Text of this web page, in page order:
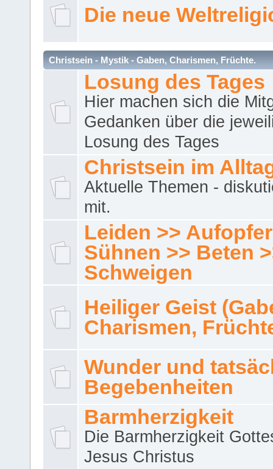
Die neue
Christsein - Mystik - Gaben, Charismen, Früchte.
Losung des Tages
Hier machen sich die
Gedanken über die
Losung des Tages
Christsein im
Aktuelle Themen -
mit.
Leiden >>
Sühnen >> Beten
Schweigen
Heiliger Geist
Charismen,
Wunder und
Begebenheiten
Barmherzigkeit
Die Barmherzigkeit
Jesus Christus